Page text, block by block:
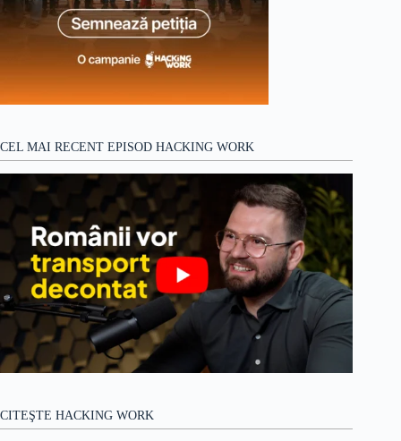
CEL MAI RECENT EPISOD HACKING WORK
CITEŞTE HACKING WORK